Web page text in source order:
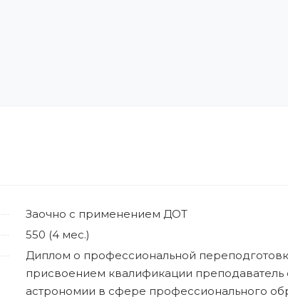
Заочно с применением ДОТ
550 (4 мес.)
Диплом о профессиональной
присвоением квалификации преподаватель
астрономии в сфере профессионального